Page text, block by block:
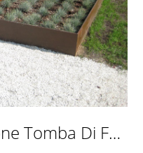
Ristrutturazione Tomba Di Famiglia, Bassano Del Grappa (VI)